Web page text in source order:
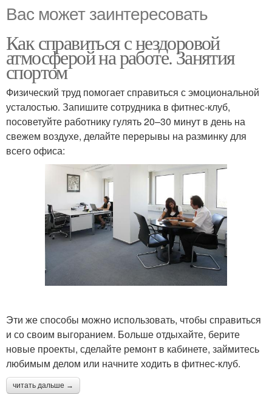
Вас может заинтересовать
Как справиться с нездоровой
атмосферой на работе. Занятия
спортом
Физический труд помогает справиться с эмоциональной
усталостью. Запишите сотрудника в фитнес-клуб,
посоветуйте работнику гулять 20–30 минут в день на
свежем воздухе, делайте перерывы на разминку для
всего офиса:
Эти же способы можно использовать, чтобы справиться
и со своим выгоранием. Больше отдыхайте, берите
новые проекты, сделайте ремонт в кабинете, займитесь
любимым делом или начните ходить в фитнес-клуб.
читать дальше →